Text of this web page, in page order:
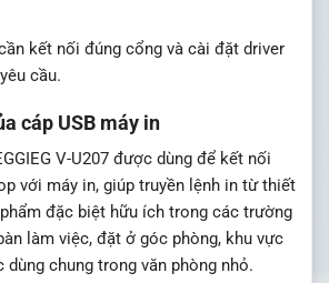
kết nối đúng cổng và cài đặt driver
cầu.
cáp USB máy in
V-U207 được dùng để kết nối
với máy in, giúp truyền lệnh in từ thiết
đặc biệt hữu ích trong các trường
làm việc, đặt ở góc phòng, khu vực
dùng chung trong văn phòng nhỏ.